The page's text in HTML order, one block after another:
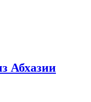
Абхазии